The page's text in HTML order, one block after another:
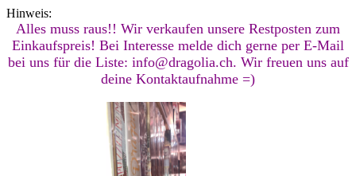
Hinweis:
Alles muss raus!! Wir verkaufen unsere Restposten zum
Einkaufspreis! Bei Interesse melde dich gerne per E-Mail
bei uns für die Liste: info@dragolia.ch. Wir freuen uns auf
deine Kontaktaufnahme =)